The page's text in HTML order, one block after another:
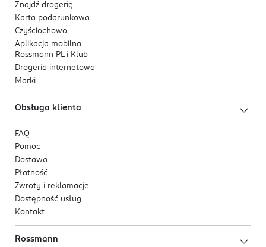
Znajdź drogerię
Karta podarunkowa
Czyściochowo
Aplikacja mobilna
Rossmann PL i Klub
Drogeria internetowa
Marki
Obsługa klienta
FAQ
Pomoc
Dostawa
Płatność
Zwroty i reklamacje
Dostępność usług
Kontakt
Rossmann